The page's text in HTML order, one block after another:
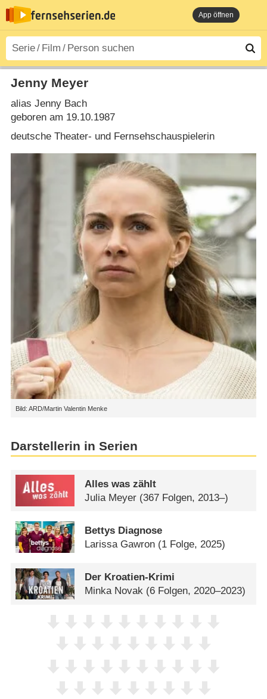
App öffnen
Bild: ARD/Martin Valentin Menke
Jenny Meyer
alias Jenny Bach
geboren am 19.10.1987
deutsche Theater- und Fernsehschauspielerin
Darstellerin in Serien
Alles was zählt
Julia Meyer (367 Folgen, 2013–)
Bettys Diagnose
Larissa Gawron (1 Folge, 2025)
Der Kroatien-Krimi
Minka Novak (6 Folgen, 2020–2023)